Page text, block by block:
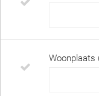
Woonplaats